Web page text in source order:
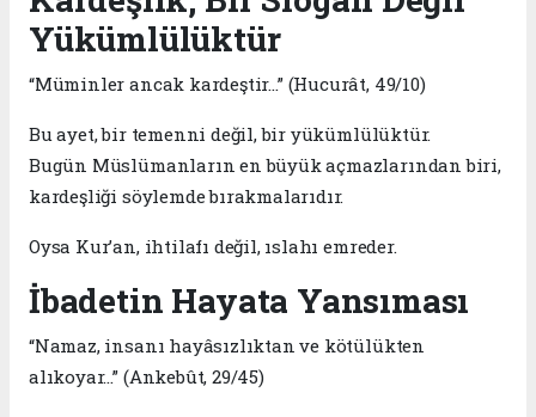
Yükümlülüktür
“Müminler ancak kardeştir…” (Hucurât, 49/10)
Bu ayet, bir temenni değil, bir yükümlülüktür.
Bugün Müslümanların en büyük açmazlarından biri,
kardeşliği söylemde bırakmalarıdır.
Oysa Kur’an, ihtilafı değil, ıslahı emreder.
İbadetin Hayata Yansıması
“Namaz, insanı hayâsızlıktan ve kötülükten
alıkoyar…” (Ankebût, 29/45)